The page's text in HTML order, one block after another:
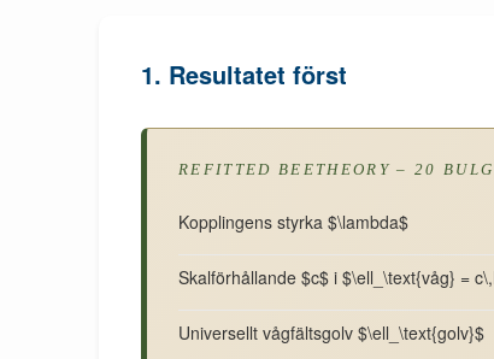
1. Resultatet först
REFITTED BEETHEORY – 20
Kopplingens styrka $\lambda$
Skalförhållande $c$ i $\ell_\text{våg} =
Universellt vågfältsgolv $\ell_\text{golv}$